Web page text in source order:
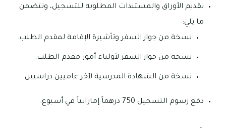
تقديم الأوراق والمستندات المطلوبة للتسجيل، وتتضمن
ما يلي:
نسخة من جواز السفر وتأشيرة الإقامة لمقدم الطلب.
نسخة من جواز السفر لأولياء أمور مقدم الطلب.
نسخة من الشهادة المدرسية لآخر عاميين دراسيين.
دفع رسوم التسجيل 750 درهماً إماراتياً في أسبوع.